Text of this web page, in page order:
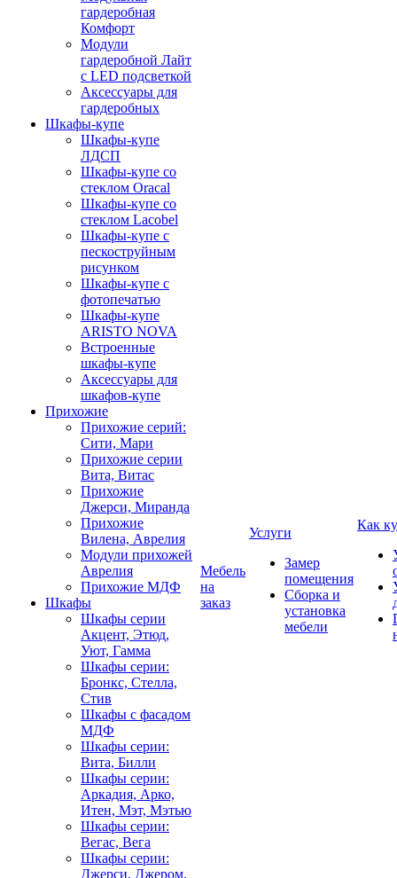
гардеробная
Комфорт
Модули
гардеробной Лайт
с LED подсветкой
Аксессуары для
гардеробных
Шкафы-купе
Шкафы-купе
ЛДСП
Шкафы-купе со
стеклом Oracal
Шкафы-купе со
стеклом Lacobel
Шкафы-купе с
пескоструйным
рисунком
Шкафы-купе с
фотопечатью
Шкафы-купе
ARISTO NOVA
Встроенные
шкафы-купе
Аксессуары для
шкафов-купе
Прихожие
Прихожие серий:
Сити, Мари
Прихожие серии
Вита, Витас
Прихожие
Джерси, Миранда
Прихожие
Вилена, Аврелия
Модули прихожей
Аврелия
Прихожие МДФ
Шкафы
Шкафы серии
Акцент, Этюд,
Уют, Гамма
Шкафы серии:
Бронкс, Стелла,
Стив
Шкафы с фасадом
МДФ
Шкафы серии:
Вита, Билли
Шкафы серии:
Аркадия, Арко,
Итен, Мэт, Мэтью
Шкафы серии:
Вегас, Вега
Шкафы серии:
Джерси, Джером,
Мебель
на
заказ
Услуги
Замер
помещения
Сборка и
установка
мебели
Как